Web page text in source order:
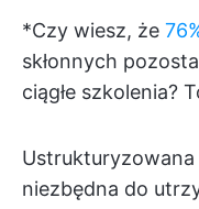
*Czy wiesz, że
skłonnych
ciągłe szkolenia?
niezbędna do